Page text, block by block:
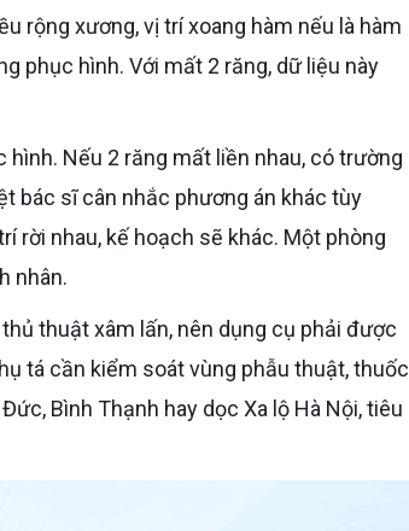
rộng xương, vị trí xoang hàm nếu là hàm
phục hình. Với mất 2 răng, dữ liệu này
bác sĩ cân nhắc phương án khác tùy
rời nhau, kế hoạch sẽ khác. Một phòng
nhân.
tá cần kiểm soát vùng phẫu thuật, thuốc
Bình Thạnh hay dọc Xa lộ Hà Nội, tiêu